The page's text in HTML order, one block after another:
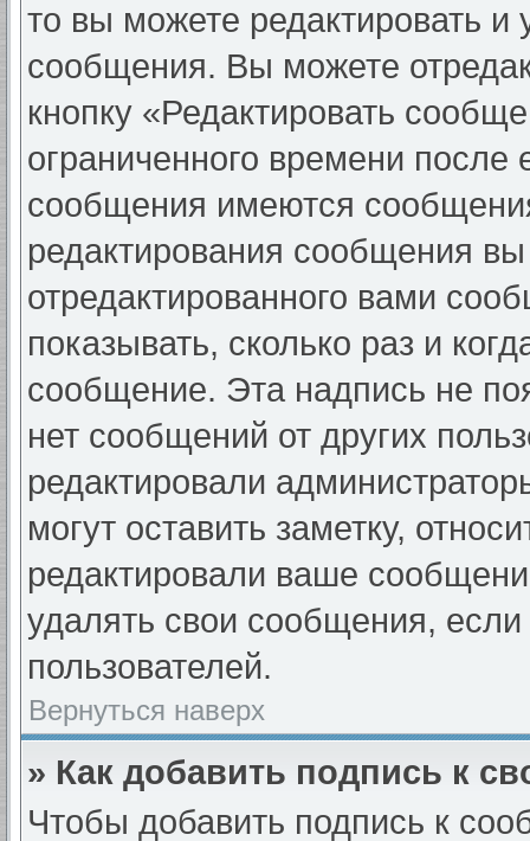
то вы можете редактировать и
сообщения. Вы можете
кнопку «Редактировать
ограниченного времени
сообщения имеются
редактирования сообщения
отредактированного вами
показывать, сколько раз и
сообщение. Эта надпись не
нет сообщений от других
редактировали
могут оставить заметку,
редактировали ваше
удалять свои сообщения,
пользователей.
Вернуться наверх
» Как добавить подпись к
Чтобы добавить подпись к